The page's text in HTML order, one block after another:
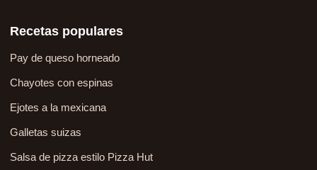
Recetas populares
Pay de queso horneado
Chayotes con espinas
Ejotes a la mexicana
Galletas suizas
Salsa de pizza estilo Pizza Hut